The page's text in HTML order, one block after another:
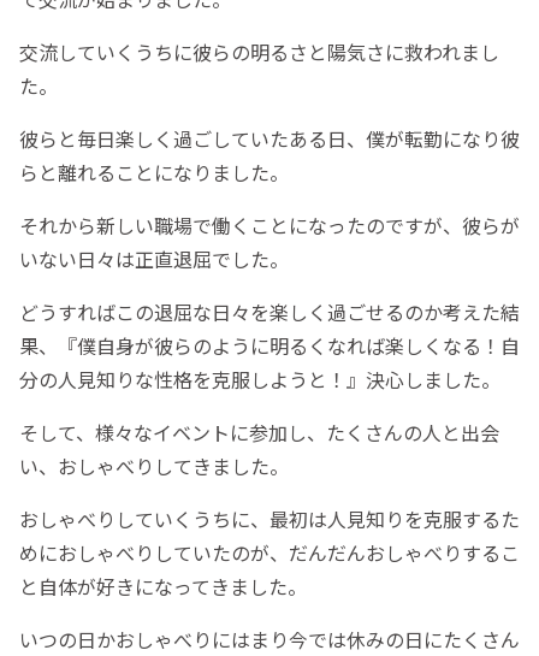
交流していくうちに彼らの明るさと陽気さに救われまし
た。
彼らと毎日楽しく過ごしていたある日、僕が転勤になり彼
らと離れることになりました。
それから新しい職場で働くことになったのですが、彼らが
いない日々は正直退屈でした。
どうすればこの退屈な日々を楽しく過ごせるのか考えた結
果、『僕自身が彼らのように明るくなれば楽しくなる！自
分の人見知りな性格を克服しようと！』決心しました。
そして、様々なイベントに参加し、たくさんの人と出会
い、おしゃべりしてきました。
おしゃべりしていくうちに、最初は人見知りを克服するた
めにおしゃべりしていたのが、だんだんおしゃべりするこ
と自体が好きになってきました。
いつの日かおしゃべりにはまり今では休みの日にたくさん